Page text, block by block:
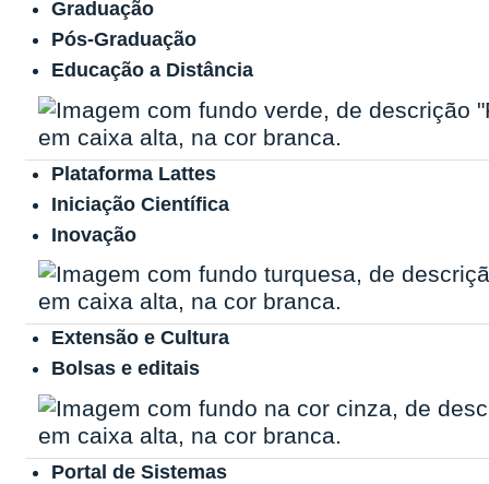
Graduação
Pós-Graduação
Educação a Distância
Plataforma Lattes
Iniciação Científica
Inovação
Extensão e Cultura
Bolsas e editais
Portal de Sistemas